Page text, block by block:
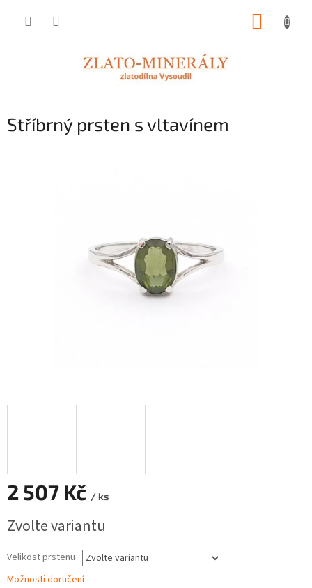
Stříbrný prsten s vltavínem
2 507 Kč / ks
cena:
Zvolte variantu
Velikost prstenu
Možnosti doručení